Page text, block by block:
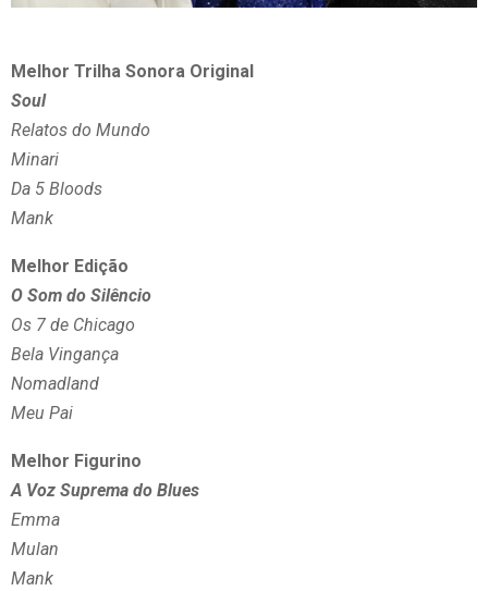
Melhor Trilha Sonora Original
Soul
Relatos do Mundo
Minari
Da 5 Bloods
Mank
Melhor Edição
O Som do Silêncio
Os 7 de Chicago
Bela Vingança
Nomadland
Meu Pai
Melhor Figurino
A Voz Suprema do Blues
Emma
Mulan
Mank